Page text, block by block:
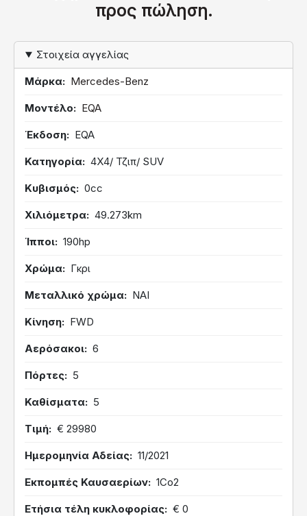
προς πώληση.
Στοιχεία αγγελίας
Μάρκα Mercedes-Benz
Μοντέλο EQA
Έκδοση EQA
Κατηγορία 4Χ4/ Τζιπ/ SUV
Κυβισμός 0cc
Χιλιόμετρα 49.273km
Ίπποι 190hp
Χρώμα Γκρι
Μεταλλικό χρώμα ΝΑΙ
Κίνηση FWD
Αερόσακοι 6
Πόρτες 5
Καθίσματα 5
Τιμή € 29980
Ημερομηνία Αδείας 11/2021
Εκπομπές Καυσαερίων 1Co2
Ετήσια τέλη κυκλοφορίας € 0